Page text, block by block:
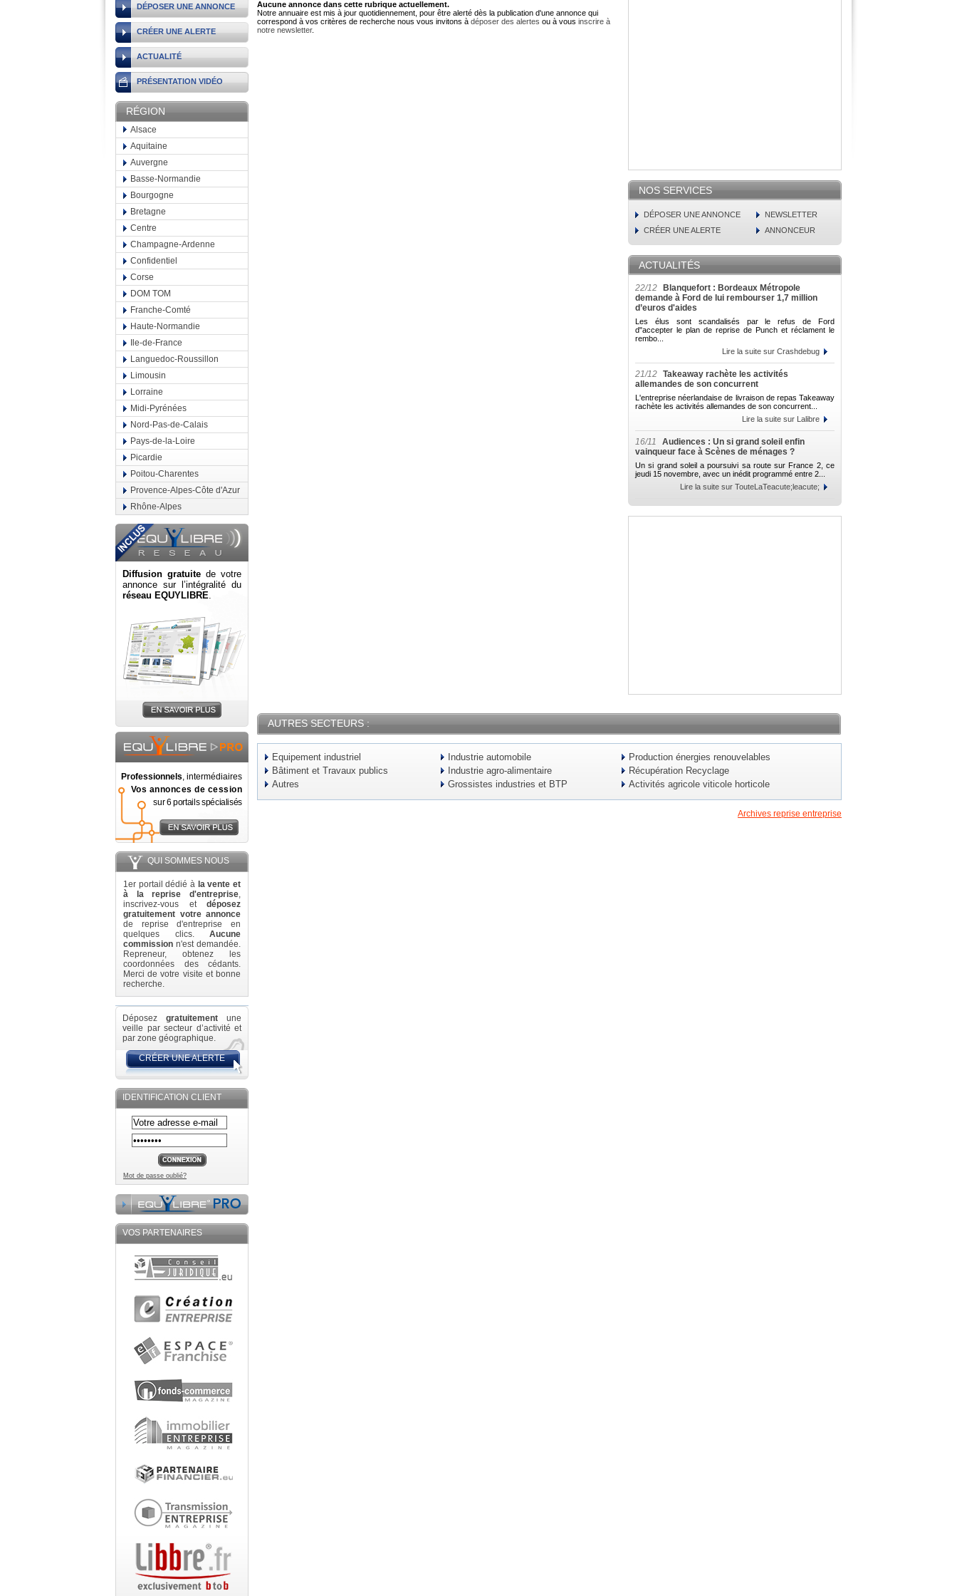
DÉPOSER UNE ANNONCE
CRÉER UNE ALERTE
ACTUALITÉ
PRÉSENTATION VIDÉO
RÉGION
Alsace
Aquitaine
Auvergne
Basse-Normandie
Bourgogne
Bretagne
Centre
Champagne-Ardenne
Confidentiel
Corse
DOM TOM
Franche-Comté
Haute-Normandie
Ile-de-France
Languedoc-Roussillon
Limousin
Lorraine
Midi-Pyrénées
Nord-Pas-de-Calais
Pays-de-la-Loire
Picardie
Poitou-Charentes
Provence-Alpes-Côte d'Azur
Rhône-Alpes
Diffusion gratuite de votre
annonce sur l’intégralité du
réseau EQUYLIBRE.
Professionnels, intermédiaires
Vos annonces de cession
sur 6 portails spécialisés
QUI SOMMES NOUS
1er portail dédié à la vente et
à la reprise d'entreprise,
inscrivez-vous et déposez
gratuitement votre annonce
de reprise d'entreprise en
quelques clics. Aucune
commission n'est demandée.
Repreneur, obtenez les
coordonnées des cédants.
Merci de votre visite et bonne
recherche.
Déposez gratuitement une
veille par secteur d’activité et
par zone géographique.
CRÉER UNE ALERTE
IDENTIFICATION CLIENT
Mot de passe oublié?
VOS PARTENAIRES
Aucune annonce dans cette rubrique actuellement.
Notre annuaire est mis à jour quotidiennement, pour être alerté dès la publication d'une annonce qui
correspond à vos critères de recherche nous vous invitons à déposer des alertes ou à vous inscrire à
notre newsletter.
NOS SERVICES
DÉPOSER UNE ANNONCE
NEWSLETTER
CRÉER UNE ALERTE
ANNONCEUR
ACTUALITÉS
22/12
Blanquefort : Bordeaux Métropole
demande à Ford de lui rembourser 1,7 million
d’euros d'aides
Les élus sont scandalisés par le refus de Ford
d"accepter le plan de reprise de Punch et réclament le
rembo...
Lire la suite sur Crashdebug
21/12 Takeaway rachète les activités
allemandes de son concurrent
L'entreprise néerlandaise de livraison de repas Takeaway
rachète les activités allemandes de son concurrent...
Lire la suite sur Lalibre
16/11
Audiences : Un si grand soleil enfin
vainqueur face à Scènes de ménages ?
Un si grand soleil a poursuivi sa route sur France 2, ce
jeudi 15 novembre, avec un inédit programmé entre 2...
Lire la suite sur TouteLaTeacute;leacute;
AUTRES SECTEURS :
Equipement industriel
Bâtiment et Travaux publics
Autres
Industrie automobile
Industrie agro-alimentaire
Grossistes industries et BTP
Production énergies renouvelables
Récupération Recyclage
Activités agricole viticole horticole
Archives reprise entreprise